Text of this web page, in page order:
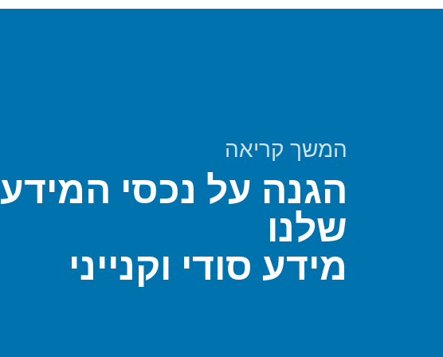
המשך קריאה
הגנה על נכסי המידע
שלנו
מידע סודי וקנייני